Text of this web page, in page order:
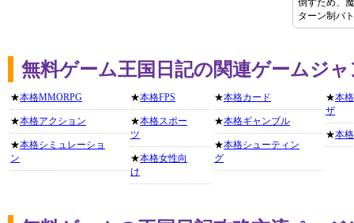
倒すため、
ターン制バ
無料ゲーム王国日記の関連ゲームジ
★本格MMORPG
★本格アクション
★本格シミュレーショ
ン
★本格FPS
★本格スポー
ツ
★本格女性向
け
★本格カード
★本格ギャンブル
★本格シューティン
グ
★本
ザ
★本